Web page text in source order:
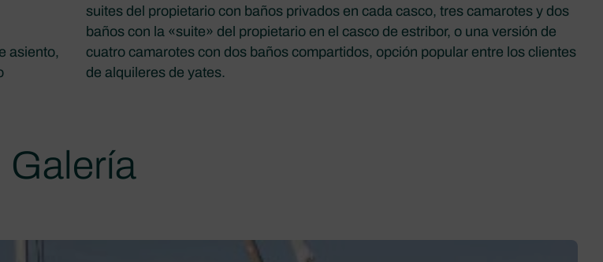
asiento,
suites del propietario con baños privados en cada casco, tres camarotes y dos
baños con la «suite» del propietario en el casco de estribor, o una versión de
cuatro camarotes con dos baños compartidos, opción popular entre los clientes
de alquileres de yates.
Galería